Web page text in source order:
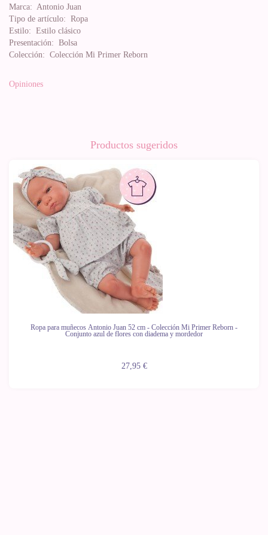
Marca: Antonio Juan
Tipo de artículo: Ropa
Estilo: Estilo clásico
Presentación: Bolsa
Colección: Colección Mi Primer Reborn
Opiniones
Productos sugeridos
Ropa para muñecos Antonio Juan 52 cm - Colección Mi Primer Reborn -
Conjunto azul de flores con diadema y mordedor
27,95 €